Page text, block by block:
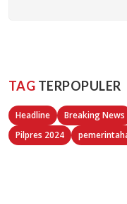
TAG TERPOPULER
Headline Breaking News
Pilpres 2024